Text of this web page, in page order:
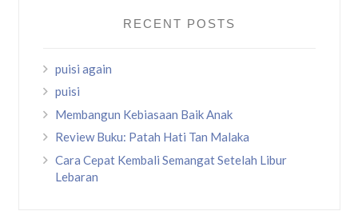
RECENT POSTS
puisi again
puisi
Membangun Kebiasaan Baik Anak
Review Buku: Patah Hati Tan Malaka
Cara Cepat Kembali Semangat Setelah Libur
Lebaran